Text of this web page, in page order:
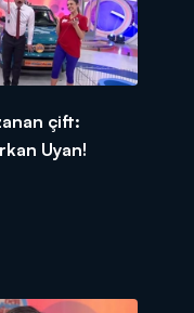
çift:
Uyan!